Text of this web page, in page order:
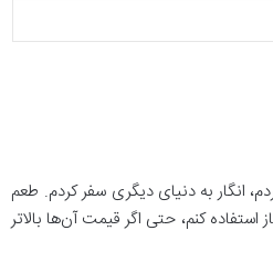
انگار به دنیای دیگری سفر کردم. طعم
کنم، حتی اگر قیمت آن‌ها بالاتر